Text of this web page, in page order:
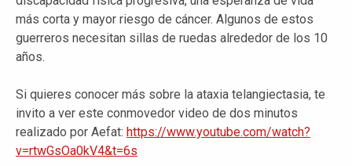
más corta y mayor riesgo de cáncer. Algunos de estos
guerreros necesitan sillas de ruedas alrededor de los 10
años.
Si quieres conocer más sobre la ataxia telangiectasia, te
invito a ver este conmovedor video de dos minutos
realizado por Aefat: https://www.youtube.com/watch?
v=rtwGsOa0kV4&t=6s